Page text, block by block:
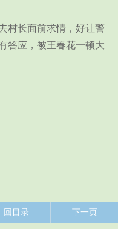
长面前求情，好让警
答应，被王春花一顿大
回目录 下一页